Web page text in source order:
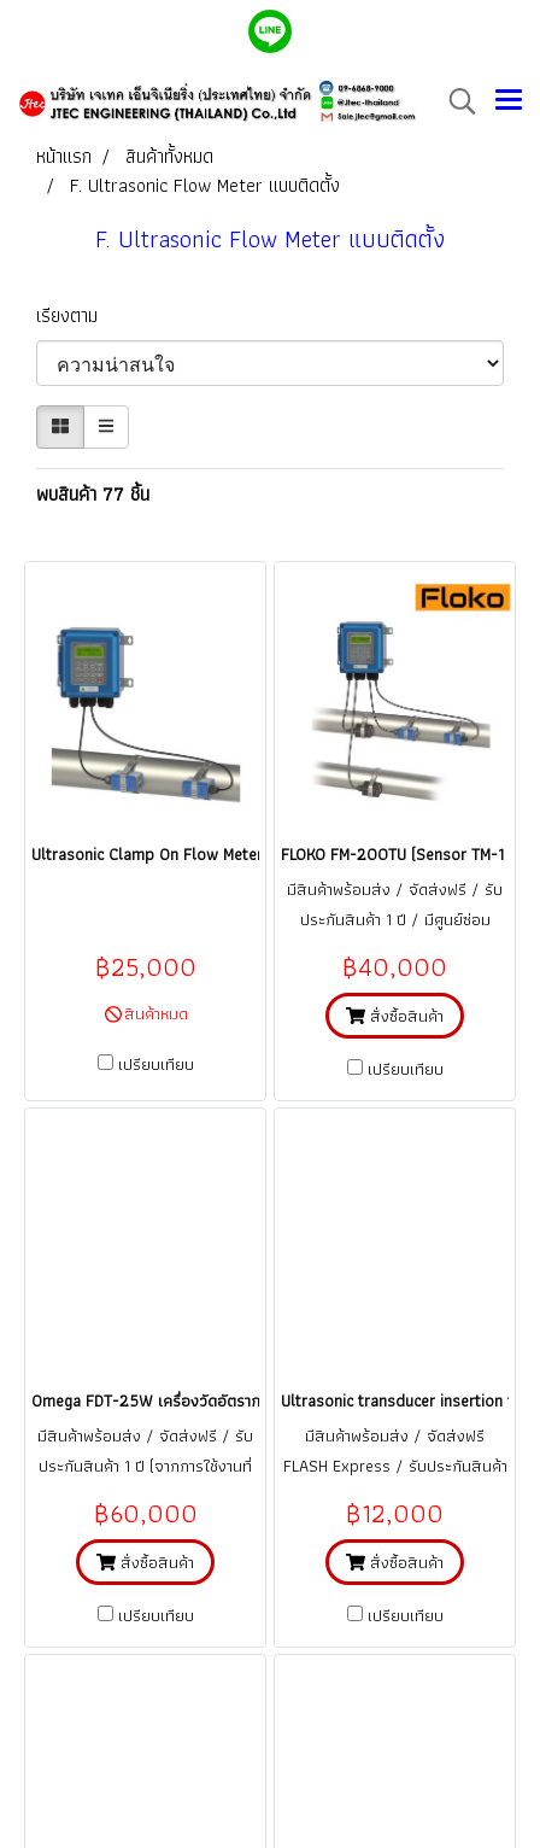
หน้าแรก
สินค้าทั้งหมด
F. Ultrasonic Flow Meter แบบติดตั้ง
F. Ultrasonic Flow Meter แบบติดตั้ง
เรียงตาม
พบสินค้า 77 ชิ้น
Ultrasonic Clamp On Flow Meter / ketwell KWF-2000B / DTI-
฿25,000
สินค้าหมด
เปรียบเทียบ
FLOKO FM-200TU (Sensor TM-1 +
มีสินค้าพร้อมส่ง / จัดส่งฟรี / รับ
ประกันสินค้า 1 ปี / มีศูนย์ซ่อม
฿40,000
สั่งซื้อสินค้า
เปรียบเทียบ
Omega FDT-25W เครื่องวัดอัตราการไหลของเหลว แบบอุลตร้าโซนิคชนิดรัด
มีสินค้าพร้อมส่ง / จัดส่งฟรี / รับ
ประกันสินค้า 1 ปี (จากการใช้งานที่
฿60,000
สั่งซื้อสินค้า
เปรียบเทียบ
Ultrasonic transducer insertion type
มีสินค้าพร้อมส่ง / จัดส่งฟรี
FLASH Express / รับประกันสินค้า
คู่มือ)
฿12,000
สั่งซื้อสินค้า
เปรียบเทียบ